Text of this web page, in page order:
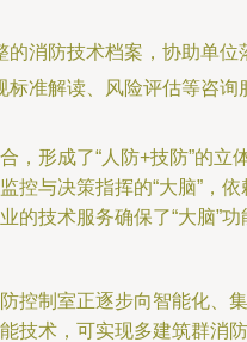
的消防技术档案，协助单位
标准解读、风险评估等咨询
，形成了“人防+技防”的立
控与决策指挥的“大脑”，依
的技术服务确保了“大脑”功
控制室正逐步向智能化、集
技术，可实现多建筑群消防